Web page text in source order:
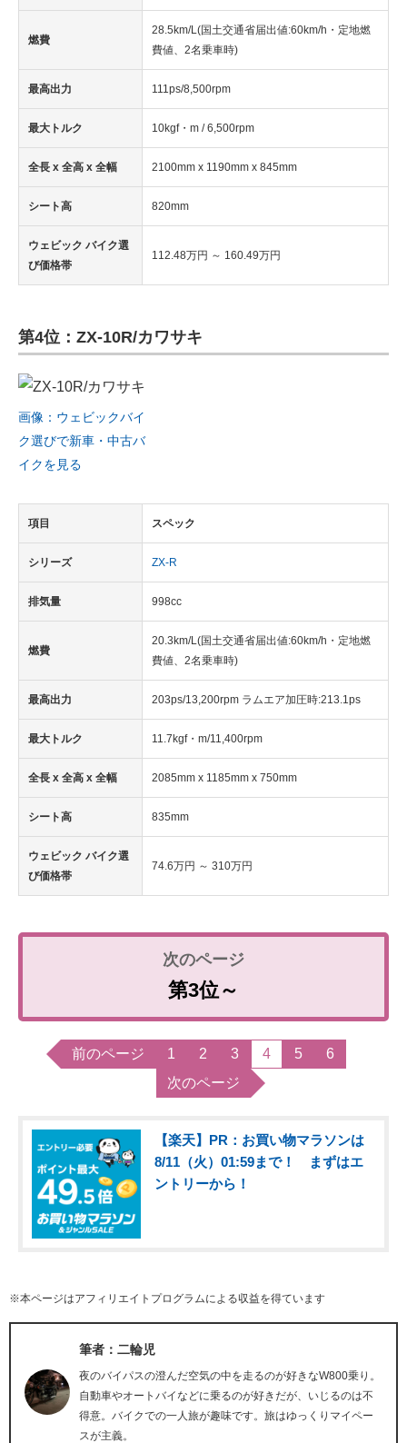
燃費
28.5km/L(国土交通省届出値:60km/h・定地燃
費値、2名乗車時)
最高出力 111ps/8,500rpm
最大トルク 10kgf・m / 6,500rpm
全長 x 全高 x 全幅 2100mm x 1190mm x 845mm
シート高 820mm
ウェビック バイク選
び価格帯
112.48万円 ～ 160.49万円
第4位：ZX-10R/カワサキ
画像：ウェビックバイ
ク選びで新車・中古バ
イクを見る
項目 スペック
シリーズ ZX-R
排気量 998cc
燃費
20.3km/L(国土交通省届出値:60km/h・定地燃
費値、2名乗車時)
最高出力 203ps/13,200rpm ラムエア加圧時:213.1ps
最大トルク 11.7kgf・m/11,400rpm
全長 x 全高 x 全幅 2085mm x 1185mm x 750mm
シート高 835mm
ウェビック バイク選
び価格帯
74.6万円 ～ 310万円
第3位～
前のページ 1 2 3 4 5
6
次のページ
【楽天】PR：お買い物マラソンは
8/11（火）01:59まで！ まずはエ
ントリーから！
※本ページはアフィリエイトプログラムによる収益を得ています
筆者：二輪児
夜のバイパスの澄んだ空気の中を走るのが好きなW800乗り。
自動車やオートバイなどに乗るのが好きだが、いじるのは不
得意。バイクでの一人旅が趣味です。旅はゆっくりマイペー
スが主義。